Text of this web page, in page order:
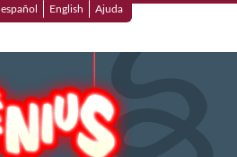
español English Ajuda